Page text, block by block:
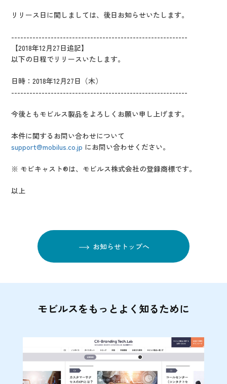
リリース日に関しましては、後日お知らせいたします。
----------------------------------------------------------
【2018年12月27日追記】
以下の日程でリリースいたします。
日時：2018年12月27日（木）
----------------------------------------------------------
今後ともモビルス製品をよろしくお願い申し上げます。
本件に関するお問い合わせについて
support@mobilus.co.jp にお問い合わせください。
※ モビキャスト®は、モビルス株式会社の登録商標です。
以上
お知らせトップへ
モビルスをもっとよく知るために